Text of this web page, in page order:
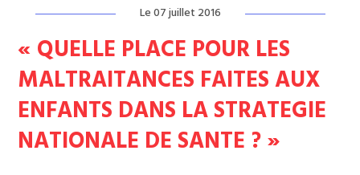
QUI SOMMES-NOUS ?
ASSOCIATIONS MEMBRES
NOS ACTIONS
S’ENGAGER
Le 07 juillet 2016
« QUELLE PLACE POUR LES
MALTRAITANCES FAITES AUX
ENFANTS DANS LA STRATEGIE
NATIONALE DE SANTE ? »